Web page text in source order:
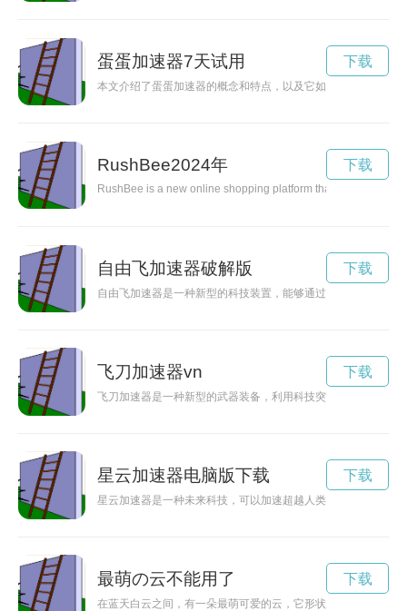
蛋蛋加速器7天试用
本文介绍了蛋蛋加速器的概念和特点，以及它如何帮助人们增加
下载
RushBee2024年
RushBee is a new online shopping platform that offers a
下载
自由飞加速器破解版
自由飞加速器是一种新型的科技装置，能够通过高速旋转和加速
下载
飞刀加速器vn
飞刀加速器是一种新型的武器装备，利用科技突破，为战斗带
下载
星云加速器电脑版下载
星云加速器是一种未来科技，可以加速超越人类想象的发展速度
下载
最萌の云不能用了
在蓝天白云之间，有一朵最萌可爱的云，它形状奇特，让人忍不
下载